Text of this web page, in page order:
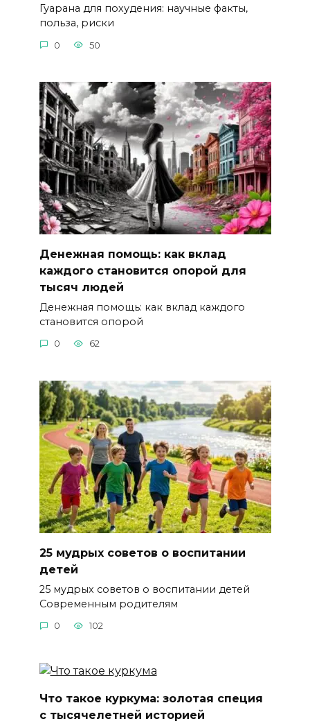
Гуарана для похудения: научные факты,
польза, риски
0 50
Денежная помощь: как вклад
каждого становится опорой для
тысяч людей
Денежная помощь: как вклад каждого
становится опорой
0 62
25 мудрых советов о воспитании
детей
25 мудрых советов о воспитании детей
Современным родителям
0 102
Что такое куркума: золотая специя
с тысячелетней историей